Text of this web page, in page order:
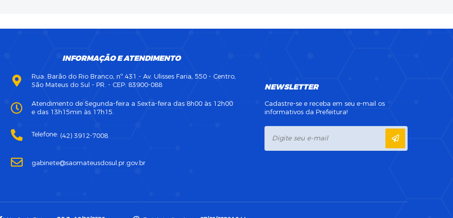
INFORMAÇÃO E ATENDIMENTO
Rua: Barão do Rio Branco, nº 431 - Av. Ulisses Faria, 550 - Centro,
São Mateus do Sul - PR. - CEP: 83900-088
Atendimento de Segunda-feira a Sexta-feira das 8h00 às 12h00
e das 13h15min às 17h15.
Telefone: (42) 3912-7008
gabinete@saomateusdosul.pr.gov.br
NEWSLETTER
Cadastre-se e receba em seu e-mail os
informativos da Prefeitura!